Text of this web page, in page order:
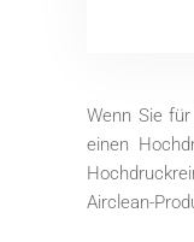
Wenn Sie
einen
Airclean-